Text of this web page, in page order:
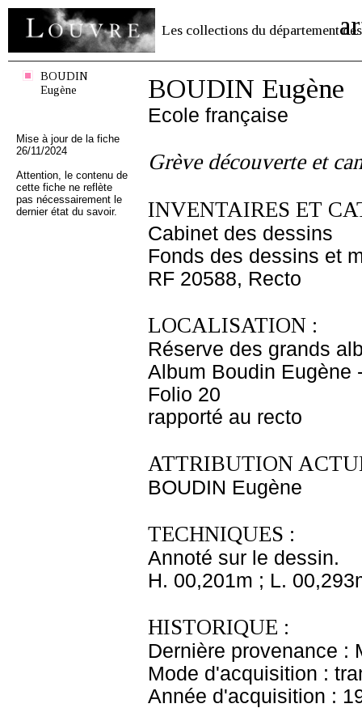
Les collections du département des
BOUDIN
Eugène
Mise à jour de la fiche
26/11/2024
Attention, le contenu de
cette fiche ne reflète
pas nécessairement le
dernier état du savoir.
BOUDIN Eugène
Ecole française
Grève découverte et
INVENTAIRES ET
Cabinet des dessins
Fonds des dessins et
RF 20588, Recto
LOCALISATION :
Réserve des grands
Album Boudin Eugène
Folio 20
rapporté au recto
ATTRIBUTION
BOUDIN Eugène
TECHNIQUES :
Annoté sur le dessin.
H. 00,201m ; L.
HISTORIQUE :
Dernière provenance :
Mode d'acquisition :
Année d'acquisition :